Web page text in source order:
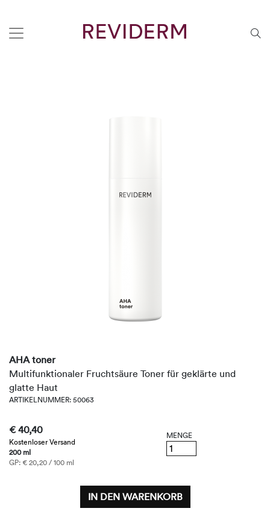
AHA toner
Multifunktionaler Fruchtsäure Toner für geklärte und
glatte Haut
ARTIKELNUMMER: 50063
€ 40,40
Kostenloser Versand
200 ml
GP: € 20,20 / 100 ml
MENGE
IN DEN WARENKORB